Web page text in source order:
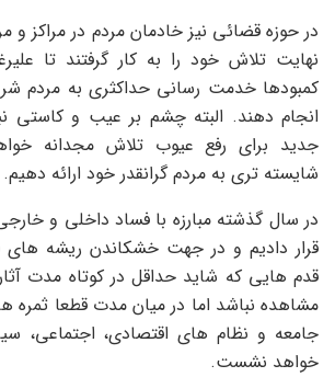
در حوزه قضائی نیز خادمان مردم در مراکز
نهایت تلاش خود را به کار گرفتند تا
کمبودها خدمت رسانی حداکثری به مردم
انجام دهند. البته چشم بر عیب و کاستی
جدید برای رفع عیوب تلاش مجدانه
شایسته تری به مردم گرانقدر خود ارائه دهیم.
در سال گذشته مبارزه با فساد داخلی و
قرار دادیم و در جهت خشکاندن ریشه های
قدم هایی که شاید حداقل در کوتاه مدت
مشاهده نباشد اما در میان مدت قطعا ثمره
جامعه و نظام های اقتصادی، اجتماعی،
خواهد نشست.